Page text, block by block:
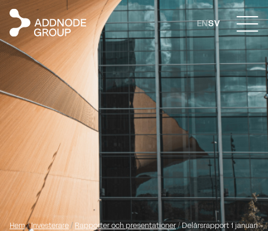
ENSV
Hem/ Investerare/ Rapporter och presentationer/Delårsrapport 1 januari -